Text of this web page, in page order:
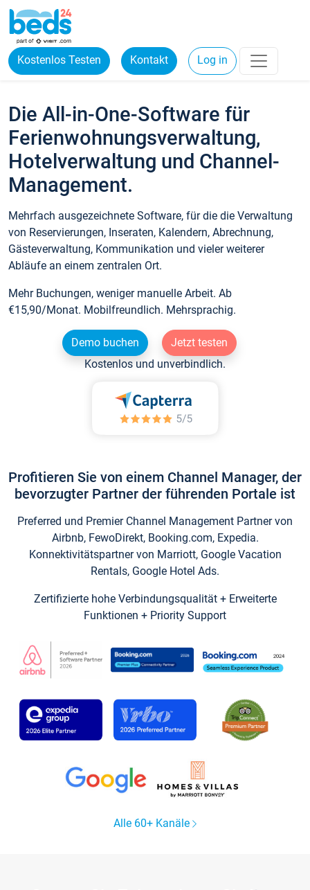
Kostenlos Testen Kontakt Log in
Die All-in-One-Software für
Ferienwohnungsverwaltung,
Hotelverwaltung und Channel-
Management.
Mehrfach ausgezeichnete Software, für die die Verwaltung
von Reservierungen, Inseraten, Kalendern, Abrechnung,
Gästeverwaltung, Kommunikation und vieler weiterer
Abläufe an einem zentralen Ort.
Mehr Buchungen, weniger manuelle Arbeit. Ab
€15,90/Monat. Mobilfreundlich. Mehrsprachig.
Demo buchen
Jetzt testen
Kostenlos und unverbindlich.
Profitieren Sie von einem Channel Manager, der
bevorzugter Partner der führenden Portale ist
Preferred und Premier Channel Management Partner von
Airbnb, FewoDirekt, Booking.com, Expedia.
Konnektivitätspartner von Marriott, Google Vacation
Rentals, Google Hotel Ads.
Zertifizierte hohe Verbindungsqualität + Erweiterte
Funktionen + Priority Support
Alle 60+ Kanäle